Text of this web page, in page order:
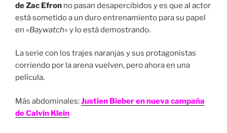
de Zac Efron no pasan desapercibidos y es que al actor
está sometido a un duro entrenamiento para su papel
en «Baywatch» y lo está demostrando.
La serie con los trajes naranjas y sus protagonistas
corriendo por la arena vuelven, pero ahora en una
película.
Más abdominales:Justien Bieber en nueva campaña
de Calvin Klein